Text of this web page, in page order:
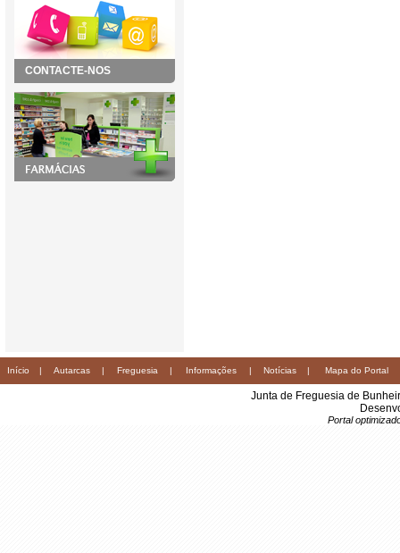
CONTACTE-NOS
Início | Autarcas | Freguesia | Informações | Notícias | Mapa do Portal
Junta de Freguesia de
Portal